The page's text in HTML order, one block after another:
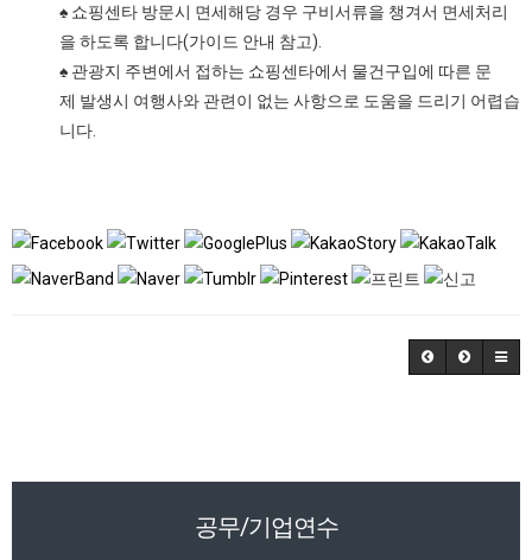
♠ 쇼핑센타 방문시 면세해당 경우 구비서류을 챙겨서 면세처리
을 하도록 합니다(가이드 안내 참고).
♠ 관광지 주변에서 접하는 쇼핑센타에서 물건구입에 따른 문
제 발생시 여행사와 관련이 없는 사항으로 도움을 드리기 어렵습
니다.
공무/기업연수